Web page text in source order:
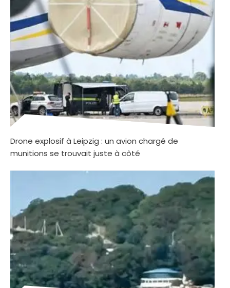
Drone explosif à Leipzig : un avion chargé de
munitions se trouvait juste à côté